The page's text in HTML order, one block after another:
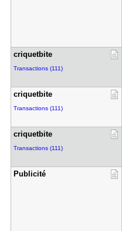
criquetbit​e
Transactions (111)
criquetbit​e
Transactions (111)
criquetbit​e
Transactions (111)
Publicité